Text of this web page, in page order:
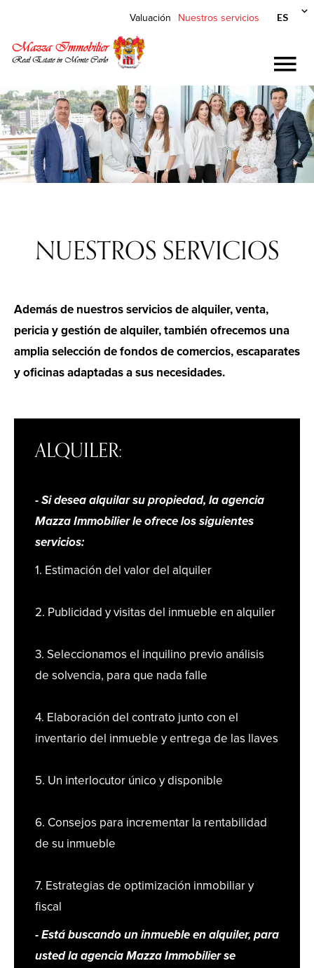
Valuación Nuestros servicios ES
NUESTROS SERVICIOS
Además de nuestros servicios de alquiler, venta,
pericia y gestión de alquiler, también ofrecemos una
amplia selección de fondos de comercios, escaparates
y oficinas adaptadas a sus necesidades.
ALQUILER:
- Si desea alquilar su propiedad, la agencia
Mazza Immobilier le ofrece los siguientes
servicios:
1. Estimación del valor del alquiler
2. Publicidad y visitas del inmueble en alquiler
3. Seleccionamos el inquilino previo análisis
de solvencia, para que nada falle
4. Elaboración del contrato junto con el
inventario del inmueble y entrega de las llaves
5. Un interlocutor único y disponible
6. Consejos para incrementar la rentabilidad
de su inmueble
7. Estrategias de optimización inmobiliar y
fiscal
- Está buscando un inmueble en alquiler, para
usted la agencia Mazza Immobilier se